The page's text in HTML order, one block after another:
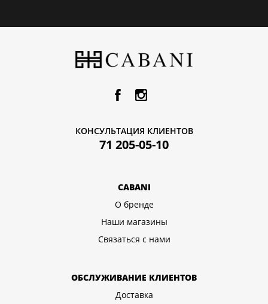
КОНСУЛЬТАЦИЯ КЛИЕНТОВ
71 205-05-10
CABANI
О бренде
Наши магазины
Связаться с нами
ОБСЛУЖИВАНИЕ КЛИЕНТОВ
Доставка